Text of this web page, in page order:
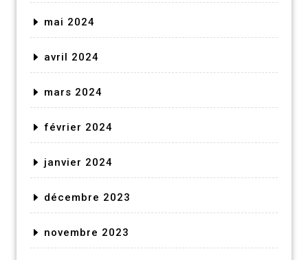
mai 2024
avril 2024
mars 2024
février 2024
janvier 2024
décembre 2023
novembre 2023